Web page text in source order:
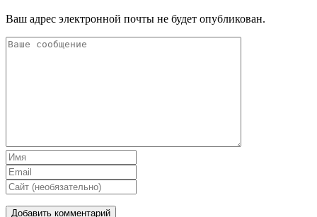
Ваш адрес электронной почты не будет опубликован.